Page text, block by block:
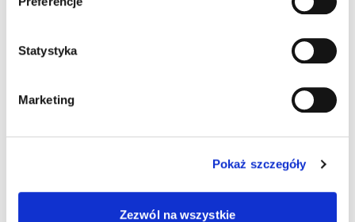
Statystyka
Marketing
Pokaż szczegóły
Zezwól na wszystkie